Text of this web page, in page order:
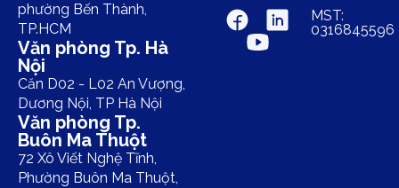
phường Bến Thành,
TP.HCM
Văn phòng Tp. Hà
Nội
Căn D02 - L02 An Vượng,
Dương Nội, TP Hà Nội
Văn phòng Tp.
Buôn Ma Thuột
72 Xô Viết Nghệ Tĩnh,
Phường Buôn Ma Thuột,
MST:
0316845596